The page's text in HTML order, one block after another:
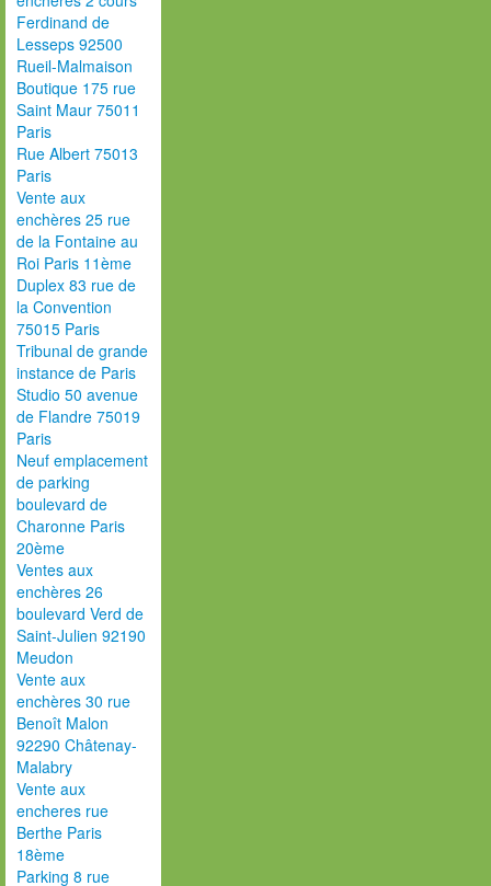
Ferdinand de
Lesseps 92500
Rueil-Malmaison
Boutique 175 rue
Saint Maur 75011
Paris
Rue Albert 75013
Paris
Vente aux
enchères 25 rue
de la Fontaine au
Roi Paris 11ème
Duplex 83 rue de
la Convention
75015 Paris
Tribunal de grande
instance de Paris
Studio 50 avenue
de Flandre 75019
Paris
Neuf emplacement
de parking
boulevard de
Charonne Paris
20ème
Ventes aux
enchères 26
boulevard Verd de
Saint-Julien 92190
Meudon
Vente aux
enchères 30 rue
Benoît Malon
92290 Châtenay-
Malabry
Vente aux
encheres rue
Berthe Paris
18ème
Parking 8 rue